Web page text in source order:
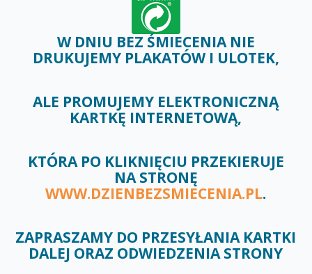
W DNIU BEZ ŚMIECENIANIE
DRUKUJEMY PLAKATÓW I ULOTEK,
ALE PROMUJEMY ELEKTRONICZNĄ
KARTKĘ INTERNETOWĄ,
KTÓRA PO KLIKNIĘCIU PRZEKIERUJE
NA STRONĘ
WWW.DZIENBEZSMIECENIA.PL.
ZAPRASZAMY DO PRZESYŁANIA KARTKI
DALEJ ORAZ ODWIEDZENIA STRONY